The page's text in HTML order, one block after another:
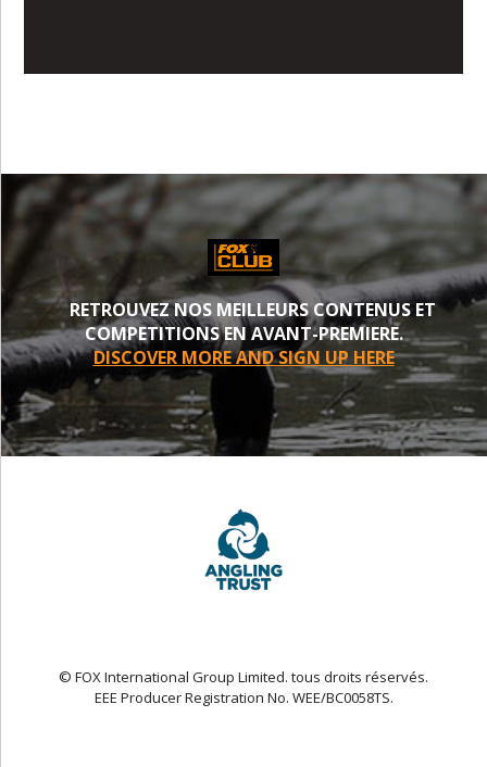
RETROUVEZ NOS MEILLEURS CONTENUS ET
COMPETITIONS EN AVANT-PREMIERE.
DISCOVER MORE AND SIGN UP HERE
© FOX International Group Limited. tous droits réservés.
EEE Producer Registration No. WEE/BC0058TS.